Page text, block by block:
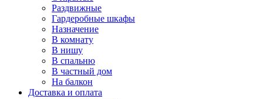
Раздвижные
Гардеробные шкафы
Назначение
В комнату
В нишу
В спальню
В частный дом
На балкон
Доставка и оплата